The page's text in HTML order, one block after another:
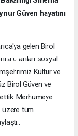
Güven hayatını
gelen Birol
o anları sosyal
Kültür ve
Birol Güven ve
Merhumeye
üzere tüm